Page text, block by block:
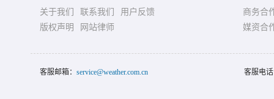
关于我们 联系我们
用户反馈
版权声明
网站律师
商务合
媒资合
客服邮箱： service@weather.com.cn 客服电